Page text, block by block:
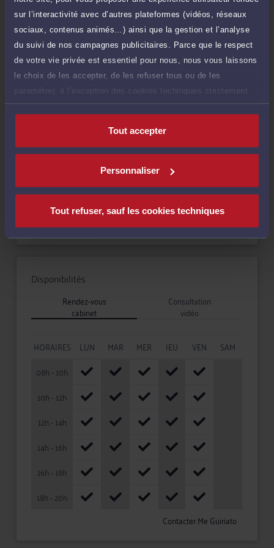
sur l’interactivité avec d’autres plateformes (vidéos, réseaux
sociaux, contenus animés…) ainsi que la gestion et l’analyse
du suivi de nos campagnes publicitaires. Parce que le respect
de votre vie privée est essentiel pour nous, nous vous laissons
le choix de les accepter, de les refuser tous ou de les
paramétrer, à l’exception des cookies techniques strictement
nécessaires au fonctionnement du site.
Tout accepter
Personnaliser
Tout refuser, sauf les cookies techniques
Compétences
Droit du travail
Droit du dommage corporel
Droit de la famille, des personnes et de leur patrimoine
Langues
Disponibilités
Rendez-vous
cabinet
Consultation
vidéo
HORAIRES LUN MAR MER JEU VEN
SAM
08h - 10h
10h - 12h
12h - 14h
14h - 16h
16h - 18h
18h - 20h
Contacter Me Guiriato